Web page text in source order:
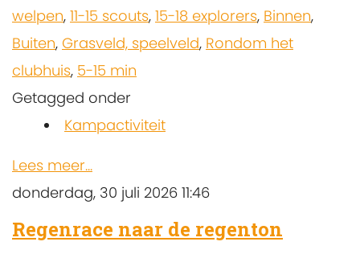
welpen, 11-15 scouts, 15-18 explorers, Binnen,
Buiten, Grasveld, speelveld, Rondom het
clubhuis, 5-15 min
Getagged onder
Kampactiviteit
Lees meer...
donderdag, 30 juli 2026 11:46
Regenrace naar de regenton